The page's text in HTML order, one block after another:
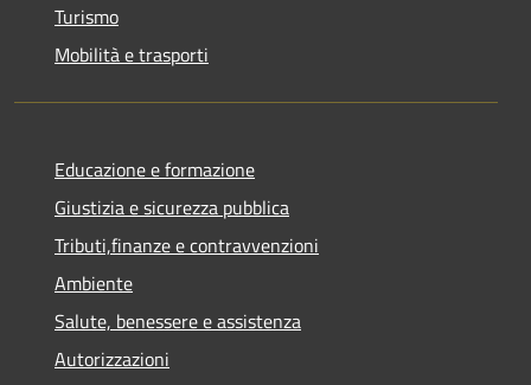
Turismo
Mobilità e trasporti
Educazione e formazione
Giustizia e sicurezza pubblica
Tributi,finanze e contravvenzioni
Ambiente
Salute, benessere e assistenza
Autorizzazioni